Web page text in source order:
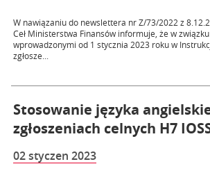
W nawiązaniu do newslettera nr Z/73/2022 z
Ceł Ministerstwa Finansów informuje, że w
wprowadzonymi od 1 stycznia 2023 roku w
zgłosze...
Stosowanie języka
zgłoszeniach celnych H7
02 styczen 2023